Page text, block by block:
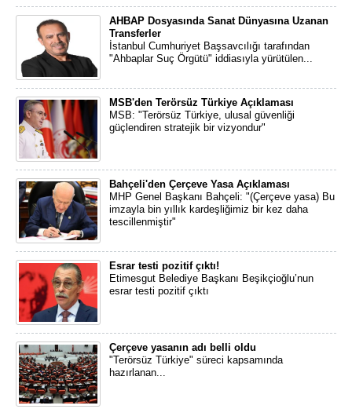
AHBAP Dosyasında Sanat Dünyasına Uzanan
Transferler
İstanbul Cumhuriyet Başsavcılığı tarafından
"Ahbaplar Suç Örgütü" iddiasıyla yürütülen...
MSB'den Terörsüz Türkiye Açıklaması
MSB: "Terörsüz Türkiye, ulusal güvenliği
güçlendiren stratejik bir vizyondur"
Bahçeli'den Çerçeve Yasa Açıklaması
MHP Genel Başkanı Bahçeli: "(Çerçeve yasa) Bu
imzayla bin yıllık kardeşliğimiz bir kez daha
tescillenmiştir"
Esrar testi pozitif çıktı!
Etimesgut Belediye Başkanı Beşikçioğlu’nun
esrar testi pozitif çıktı
Çerçeve yasanın adı belli oldu
"Terörsüz Türkiye" süreci kapsamında
hazırlanan...